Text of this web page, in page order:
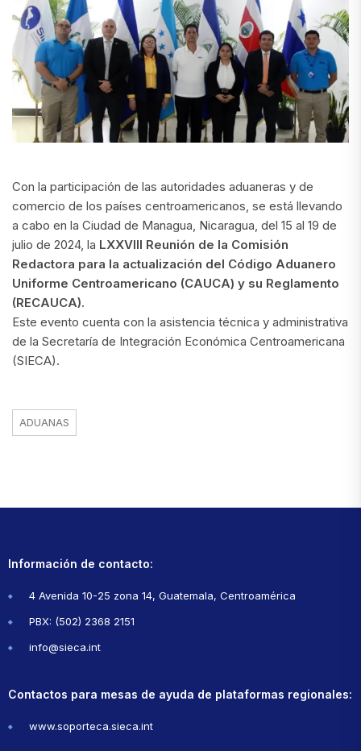
Con la participación de las autoridades aduaneras y de
comercio de los países centroamericanos, se está llevando
a cabo en la Ciudad de Managua, Nicaragua, del 15 al 19 de
julio de 2024, la LXXVIII Reunión de la Comisión
Redactora para la actualización del Código Aduanero
Uniforme Centroamericano (CAUCA) y su Reglamento
(RECAUCA).
Este evento cuenta con la asistencia técnica y administrativa
de la Secretaría de Integración Económica Centroamericana
(SIECA).
ADUANAS
Información de contacto:
4 Avenida 10-25 zona 14, Guatemala, Centroamérica
PBX: (502) 2368 2151
info@sieca.int
Contactos para mesas de ayuda de plataformas regionales:
www.soporteca.sieca.int